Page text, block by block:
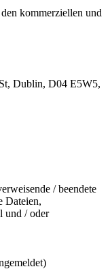
kommerziellen und
Dublin, D04 E5W5,
/ beendete
Dateien,
und / oder